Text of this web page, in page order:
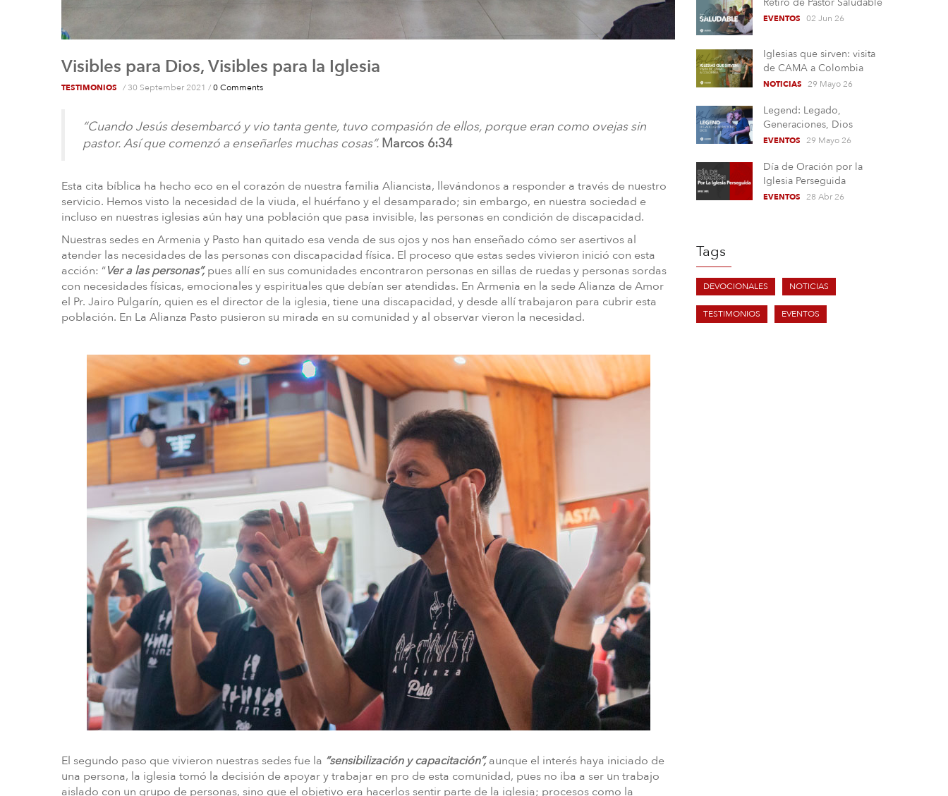
Visibles para Dios, Visibles para la Iglesia
TESTIMONIOS / 30 September 2021 /0 Comments
“Cuando Jesús desembarcó y vio tanta gente, tuvo compasión de ellos, porque eran como ovejas sin
pastor. Así que comenzó a enseñarles muchas cosas”. Marcos 6:34
Esta cita bíblica ha hecho eco en el corazón de nuestra familia Aliancista, llevándonos a responder a través de nuestro
servicio. Hemos visto la necesidad de la viuda, el huérfano y el desamparado; sin embargo, en nuestra sociedad e
incluso en nuestras iglesias aún hay una población que pasa invisible, las personas en condición de discapacidad.
Nuestras sedes en Armenia y Pasto han quitado esa venda de sus ojos y nos han enseñado cómo ser asertivos al
atender las necesidades de las personas con discapacidad física. El proceso que estas sedes vivieron inició con esta
acción: “Ver a las personas”,pues allí en sus comunidades encontraron personas en sillas de ruedas y personas sordas
con necesidades físicas, emocionales y espirituales que debían ser atendidas. En Armenia en la sede Alianza de Amor
el Pr. Jairo Pulgarín, quien es el director de la iglesia, tiene una discapacidad, y desde allí trabajaron para cubrir esta
población. En La Alianza Pasto pusieron su mirada en su comunidad y al observar vieron la necesidad.
El segundo paso que vivieron nuestras sedes fue la “sensibilización y capacitación”,aunque el interés haya iniciado de
una persona, la iglesia tomó la decisión de apoyar y trabajar en pro de esta comunidad, pues no iba a ser un trabajo
aislado con un grupo de personas, sino que el objetivo era hacerlos sentir parte de la iglesia; procesos como la
EVENTOS 02 Jun 26
Iglesias que sirven: visita
de CAMA a Colombia
NOTICIAS 29 Mayo 26
Legend: Legado,
Generaciones, Dios
EVENTOS 29 Mayo 26
Día de Oración por la
Iglesia Perseguida
EVENTOS 28 Abr 26
Tags
DEVOCIONALES NOTICIAS
TESTIMONIOS EVENTOS